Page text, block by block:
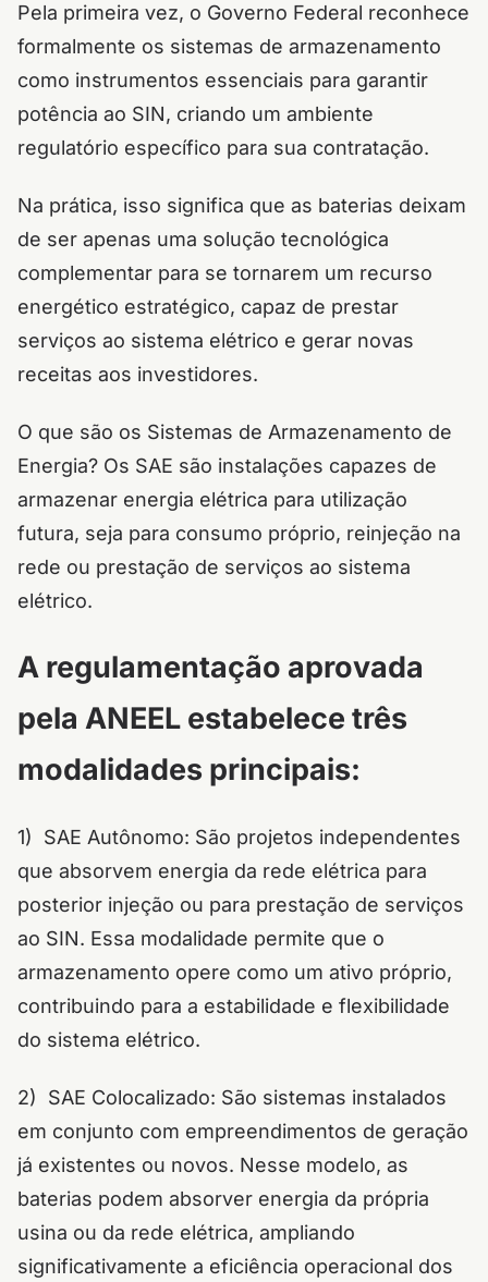
Pela primeira vez, o Governo Federal reconhece
formalmente os sistemas de armazenamento
como instrumentos essenciais para garantir
potência ao SIN, criando um ambiente
regulatório específico para sua contratação.
Na prática, isso significa que as baterias deixam
de ser apenas uma solução tecnológica
complementar para se tornarem um recurso
energético estratégico, capaz de prestar
serviços ao sistema elétrico e gerar novas
receitas aos investidores.
O que são os Sistemas de Armazenamento de
Energia? Os SAE são instalações capazes de
armazenar energia elétrica para utilização
futura, seja para consumo próprio, reinjeção na
rede ou prestação de serviços ao sistema
elétrico.
A regulamentação aprovada
pela ANEEL estabelece três
modalidades principais:
1) SAE Autônomo: São projetos independentes
que absorvem energia da rede elétrica para
posterior injeção ou para prestação de serviços
ao SIN. Essa modalidade permite que o
armazenamento opere como um ativo próprio,
contribuindo para a estabilidade e flexibilidade
do sistema elétrico.
2) SAE Colocalizado: São sistemas instalados
em conjunto com empreendimentos de geração
já existentes ou novos. Nesse modelo, as
baterias podem absorver energia da própria
usina ou da rede elétrica, ampliando
significativamente a eficiência operacional dos